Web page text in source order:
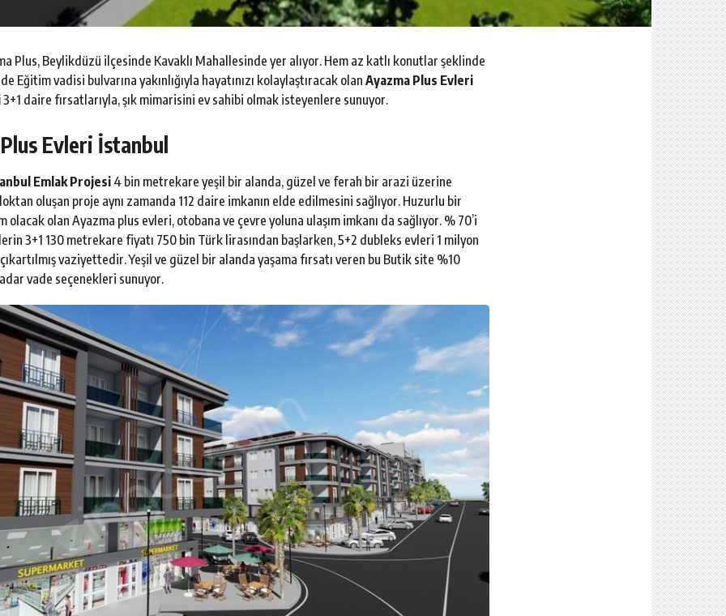
Plus, Beylikdüzü ilçesinde Kavaklı Mahallesinde yer alıyor. Hem az katlı konutlar şeklinde
Eğitim vadisi bulvarına yakınlığıyla hayatınızı kolaylaştıracak olan Ayazma Plus Evleri
3+1 daire fırsatlarıyla, şık mimarisini ev sahibi olmak isteyenlere sunuyor.
Evleri İstanbul
Emlak Projesi 4 bin metrekare yeşil bir alanda, güzel ve ferah bir arazi üzerine
oluşan proje aynı zamanda 112 daire imkanın elde edilmesini sağlıyor. Huzurlu bir
olacak olan Ayazma plus evleri, otobana ve çevre yoluna ulaşım imkanı da sağlıyor. % 70’i
3+1 130 metrekare fiyatı 750 bin Türk lirasından başlarken, 5+2 dubleks evleri 1 milyon
vaziyettedir. Yeşil ve güzel bir alanda yaşama fırsatı veren bu Butik site %10
vade seçenekleri sunuyor.